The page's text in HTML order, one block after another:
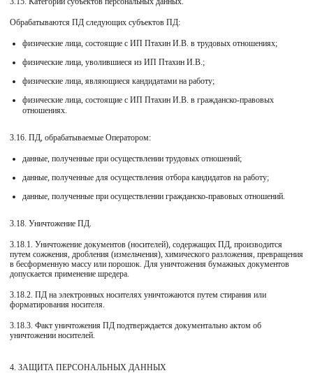
Обрабатываются ПД следующих субъектов ПД:
физические лица, состоящие с ИП Птахин И.В. в трудовых отношениях;
физические лица, уволившиеся из ИП Птахин И.В.;
физические лица, являющиеся кандидатами на работу;
физические лица, состоящие с ИП Птахин И.В. в гражданско-правовых
отношениях.
3.16. ПД, обрабатываемые Оператором:
данные, полученные при осуществлении трудовых отношений;
данные, полученные для осуществления отбора кандидатов на работу;
данные, полученные при осуществлении гражданско-правовых отношений.
3.18. Уничтожение ПД.
3.18.1. Уничтожение документов (носителей), содержащих ПД, производится
путем сожжения, дробления (измельчения), химического разложения, превращения
в бесформенную массу или порошок. Для уничтожения бумажных документов
допускается применение шредера.
3.18.2. ПД на электронных носителях уничтожаются путем стирания или
форматирования носителя.
3.18.3. Факт уничтожения ПД подтверждается документально актом об
уничтожении носителей.
4. ЗАЩИТА ПЕРСОНАЛЬНЫХ ДАННЫХ